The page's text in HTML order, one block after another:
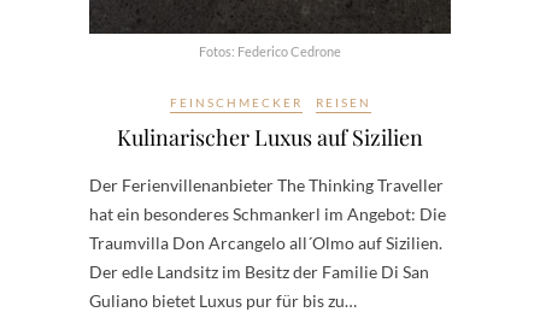
Fotos: Federico Cedrone
FEINSCHMECKER REISEN
Kulinarischer Luxus auf Sizilien
Der Ferienvillenanbieter The Thinking Traveller
hat ein besonderes Schmankerl im Angebot: Die
Traumvilla Don Arcangelo all´Olmo auf Sizilien.
Der edle Landsitz im Besitz der Familie Di San
Guliano bietet Luxus pur für bis zu…